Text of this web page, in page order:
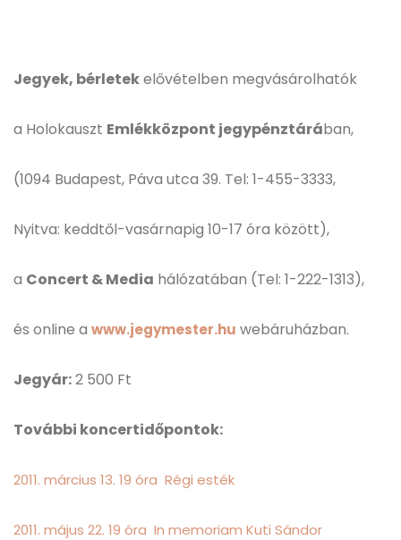
Jegyek, bérletekelővételben megvásárolhatók
a Holokauszt Emlékközpont jegypénztárában,
(1094 Budapest, Páva utca 39. Tel: 1-455-3333,
Nyitva: keddtől-vasárnapig 10-17 óra között),
a Concert & Media hálózatában (Tel: 1-222-1313),
és online a www.jegymester.hu webáruházban.
Jegyár:2 500 Ft
További koncertidőpontok:
2011. március 13. 19 óra Régi esték
2011. május 22. 19 óra In memoriam Kuti Sándor